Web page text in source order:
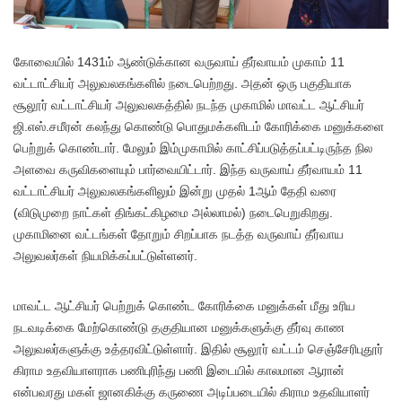
கோவையில் 1431ம் ஆண்டுக்கான வருவாய் தீர்வாயம் முகாம் 11
வட்டாட்சியர் அலுவலகங்களில் நடைபெற்றது. அதன் ஒரு பகுதியாக
சூலூர் வட்டாட்சியர் அலுவலகத்தில் நடந்த முகாமில் மாவட்ட ஆட்சியர்
ஜி.எஸ்.சமீரன் கலந்து கொண்டு பொதுமக்களிடம் கோரிக்கை மனுக்களை
பெற்றுக் கொண்டார். மேலும் இம்முகாமில் காட்சிப்படுத்தப்பட்டிருந்த நில
அளவை கருவிகளையும் பார்வையிட்டார். இந்த வருவாய் தீர்வாயம் 11
வட்டாட்சியர் அலுவலகங்களிலும் இன்று முதல் 1ஆம் தேதி வரை
(விடுமுறை நாட்கள் திங்கட்கிழமை அல்லாமல்) நடைபெறுகிறது.
முகாமினை வட்டங்கள் தோறும் சிறப்பாக நடத்த வருவாய் தீர்வாய
அலுவலர்கள் நியமிக்கப்பட்டுள்ளனர்.
மாவட்ட ஆட்சியர் பெற்றுக் கொண்ட கோரிக்கை மனுக்கள் மீது உரிய
நடவடிக்கை மேற்கொண்டு தகுதியான மனுக்களுக்கு தீர்வு காண
அலுவலர்களுக்கு உத்தரவிட்டுள்ளார். இதில் சூலூர் வட்டம் செஞ்சேரிபுதூர்
கிராம உதவியாளராக பணிபுரிந்து பணி இடையில் காலமான ஆரான்
என்பவரது மகள் ஜானகிக்கு கருணை அடிப்படையில் கிராம உதவியாளர்